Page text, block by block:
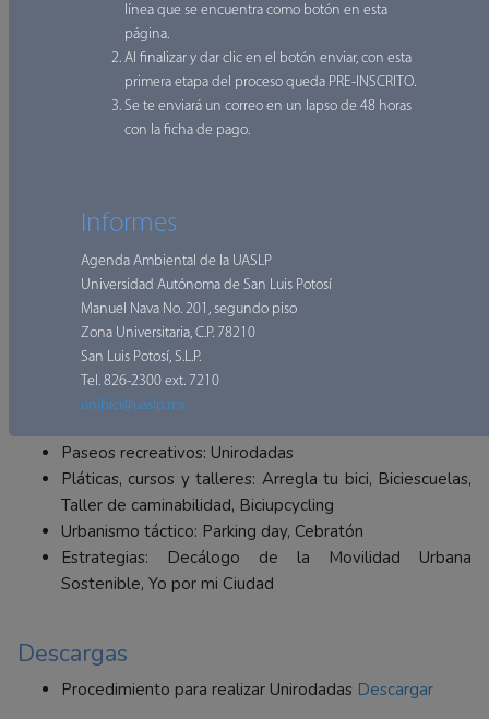
Es muy importante la vinculación y crear conexiones para
sumar y contribuir localmente e internacionalmente por lo
que tiene una colaboración interna con el programa Unisalud
de Servicios Estudiantiles de la UASLP, se forma parte de
Bicired un colectivo ciclista nacional, Liga Peatonal un
movilidad urbana sostenible de San Luis Potosí.
Actividades
Queremos disfrutar de nuestras ciudades y hacerlas más
humanas a través de:
El programa Viernes de bici
Paseos recreativos: Unirodadas
Pláticas, cursos y talleres: Arregla tu bici, Biciescuelas,
Taller de caminabilidad, Biciupcycling
Urbanismo táctico: Parking day, Cebratón
Estrategias: Decálogo de la Movilidad Urbana
Sostenible, Yo por mi Ciudad
Descargas
Procedimiento para realizar Unirodadas Descargar
línea que se encuentra como botón en esta
página.
Al finalizar y dar clic en el botón enviar, con esta
primera etapa del proceso queda PRE-INSCRITO.
Se te enviará un correo en un lapso de 48 horas
con la ficha de pago.
Informes
Agenda Ambiental de la UASLP
Universidad Autónoma de San Luis Potosí
Manuel Nava No. 201, segundo piso
Zona Universitaria, C.P. 78210
San Luis Potosí, S.L.P.
Tel. 826-2300 ext. 7210
unibici@uaslp.mx